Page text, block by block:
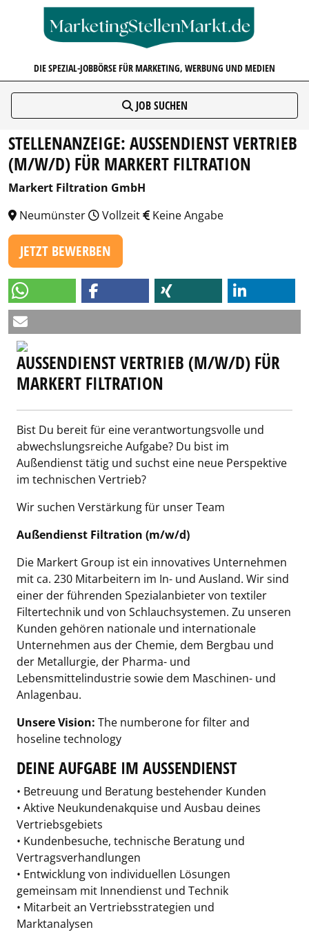
DIE SPEZIAL-JOBBÖRSE FÜR MARKETING, WERBUNG UND MEDIEN
JOB SUCHEN
STELLENANZEIGE: AUSSENDIENST VERTRIEB (
M/W/D) FÜR MARKERT FILTRATION
Markert Filtration GmbH
Neumünster
Vollzeit Keine Angabe
JETZT BEWERBEN
AUSSENDIENST VERTRIEB (M/W/D) FÜR M
ARKERT FILTRATION
Bist Du bereit für eine verantwortungsvolle und
abwechslungsreiche Aufgabe? Du bist im
Außendienst tätig und suchst eine neue Perspektive
im technischen Vertrieb?
Wir suchen Verstärkung für unser Team
Außendienst Filtration (m/w/d)
Die Markert Group ist ein innovatives Unternehmen
mit ca. 230 Mitarbeitern im In- und Ausland. Wir sind
einer der führenden Spezialanbieter von textiler
Filtertechnik und von Schlauchsystemen. Zu unseren
Kunden gehören nationale und internationale
Unternehmen aus der Chemie, dem Bergbau und
der Metallurgie, der Pharma- und
Lebensmittelindustrie sowie dem Maschinen- und
Anlagenbau.
Unsere Vision: The numberone for filter and
hoseline technology
DEINE AUFGABE IM AUSSENDIENST
• Betreuung und Beratung bestehender Kunden
• Aktive Neukundenakquise und Ausbau deines
Vertriebsgebiets
• Kundenbesuche, technische Beratung und
Vertragsverhandlungen
• Entwicklung von individuellen Lösungen
gemeinsam mit Innendienst und Technik
• Mitarbeit an Vertriebsstrategien und
Marktanalysen